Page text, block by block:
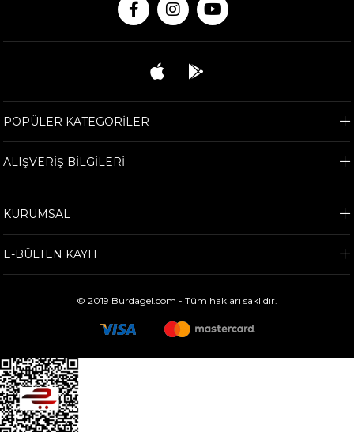
POPÜLER KATEGORİLER
ALIŞVERİŞ BİLGİLERİ
KURUMSAL
E-BÜLTEN KAYIT
© 2019 Burdagel.com - Tüm hakları saklıdır.